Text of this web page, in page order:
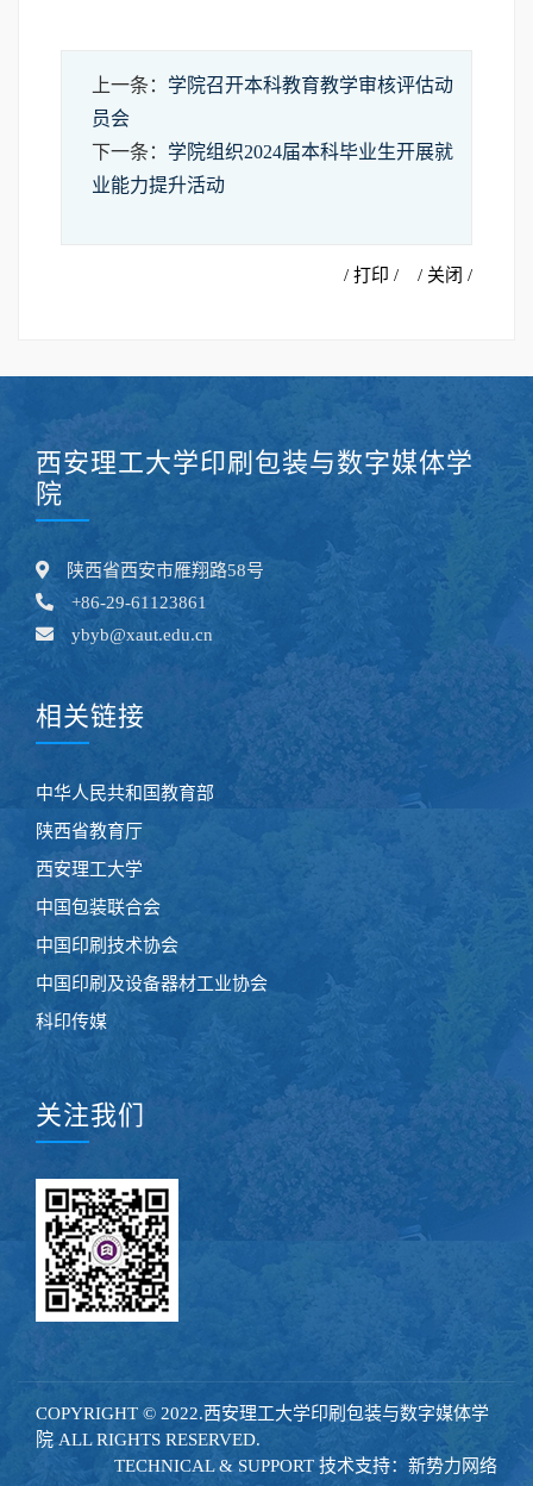
上一条： 学院召开本科教育教学审核评估动
员会
下一条： 学院组织2024届本科毕业生开展就
业能力提升活动
/ 打印 / / 关闭 /
西安理工大学印刷包装与数字媒体学
院
陕西省西安市雁翔路58号
+86-29-61123861
ybyb@xaut.edu.cn
相关链接
中华人民共和国教育部
陕西省教育厅
西安理工大学
中国包装联合会
中国印刷技术协会
中国印刷及设备器材工业协会
科印传媒
关注我们
COPYRIGHT © 2022.西安理工大学印刷包装与数字媒体学
院 ALL RIGHTS RESERVED.
TECHNICAL & SUPPORT 技术支持： 新势力网络